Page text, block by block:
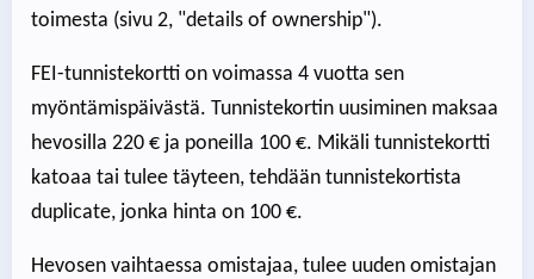
toimesta (sivu 2, "details of ownership").
FEI-tunnistekortti on voimassa 4 vuotta sen
myöntämispäivästä. Tunnistekortin uusiminen maksaa
hevosilla 220 € ja poneilla 100 €. Mikäli tunnistekortti
katoaa tai tulee täyteen, tehdään tunnistekortista
duplicate, jonka hinta on 100 €.
Hevosen vaihtaessa omistajaa, tulee uuden omistajan